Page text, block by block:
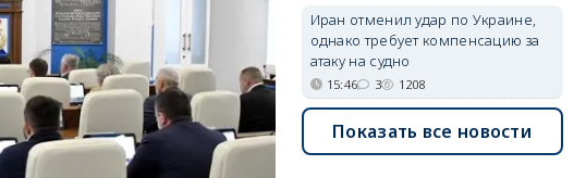
Иран отменил удар по Украине,
однако требует компенсацию за
атаку на судно
15:46 3 1208
Показать все новости